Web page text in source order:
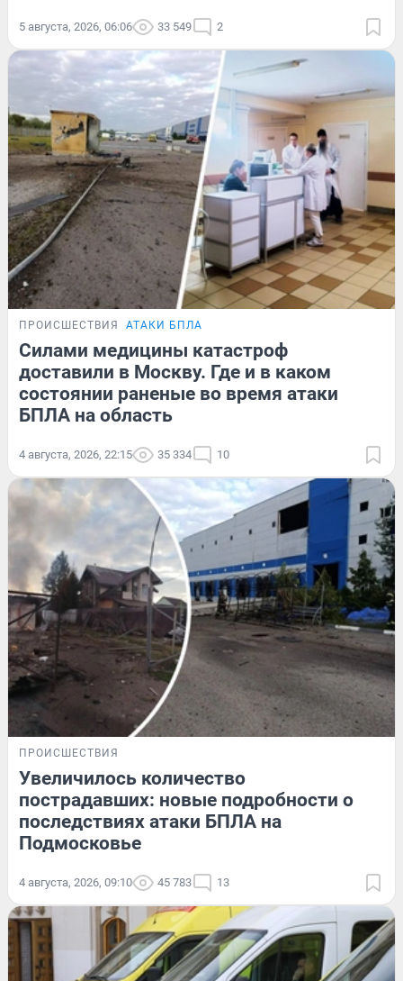
5 августа, 2026, 06:06 33 549 2
ПРОИСШЕСТВИЯ АТАКИ БПЛА
Силами медицины катастроф
доставили в Москву. Где и в каком
состоянии раненые во время атаки
БПЛА на область
4 августа, 2026, 22:15 35 334 10
ПРОИСШЕСТВИЯ
Увеличилось количество
пострадавших: новые подробности о
последствиях атаки БПЛА на
Подмосковье
4 августа, 2026, 09:10 45 783 13